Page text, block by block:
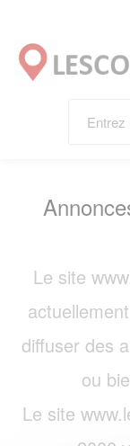
Le site
diffuser des
ou
Le site